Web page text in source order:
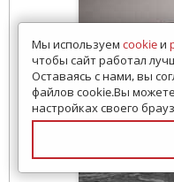
Мы используем cookieи
чтобы сайт работал
Оставаясь с нами, вы
файлов cookie.Вы
настройках своего